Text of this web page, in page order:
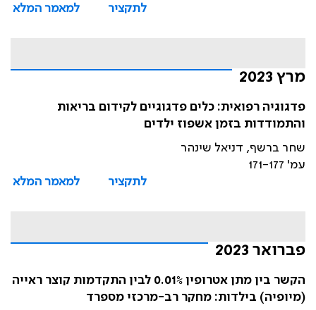
לתקציר
למאמר המלא
מרץ 2023
פדגוגיה רפואית: כלים פדגוגיים לקידום בריאות
והתמודדות בזמן אשפוז ילדים
שחר ברשף, דניאל שינהר
עמ' 171-177
לתקציר
למאמר המלא
פברואר 2023
הקשר בין מתן אטרופין 0.01% לבין התקדמות קוצר ראייה
(מיופיה) בילדות: מחקר רב-מרכזי מספרד